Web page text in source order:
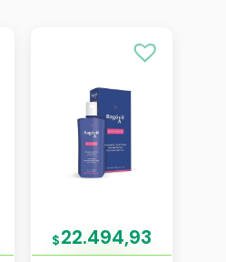
$22.494,93